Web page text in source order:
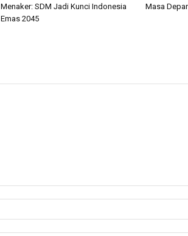
Menaker: SDM Jadi Kunci Indonesia
Emas 2045
Masa